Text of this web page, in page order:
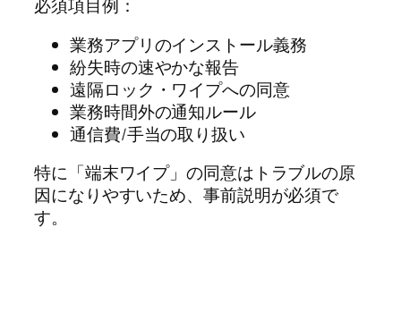
必須項目例：
業務アプリのインストール義務
紛失時の速やかな報告
遠隔ロック・ワイプへの同意
業務時間外の通知ルール
通信費/手当の取り扱い
特に「端末ワイプ」の同意はトラブルの原
因になりやすいため、事前説明が必須で
す。